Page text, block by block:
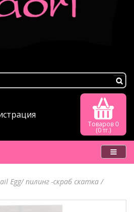
Товаров 0
(0 тг.)
Egg/ пилинг -скраб скатка